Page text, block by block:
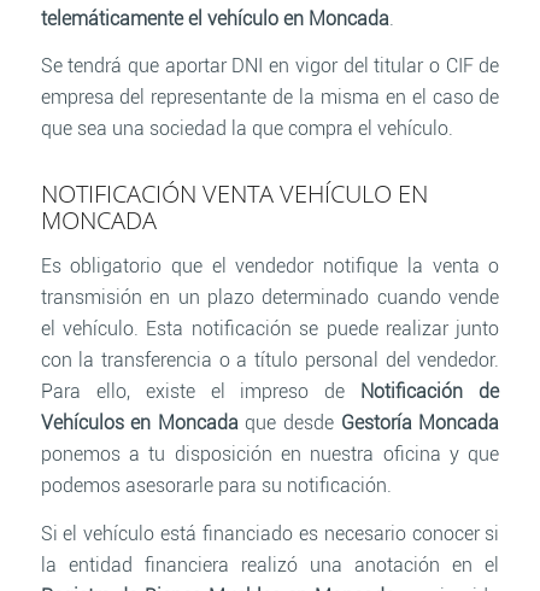
telemáticamente el vehículo en Moncada
Se tendrá que aportar DNI en vigor del titular o CIF de
empresa del representante de la misma en el caso de
que sea una sociedad la que compra el vehículo.
NOTIFICACIÓN VENTA VEHÍCULO EN
MONCADA
Es obligatorio que el vendedor notifique la venta o
transmisión en un plazo determinado cuando vende
el vehículo. Esta notificación se puede realizar junto
con la transferencia o a título personal del vendedor.
Para ello, existe el impreso de Notificación de
Vehículos en Moncadaque desde Gestoría Moncada
ponemos a tu disposición en nuestra oficina y que
podemos asesorarle para su notificación.
Si el vehículo está financiado es necesario conocer si
la entidad financiera realizó una anotación en el